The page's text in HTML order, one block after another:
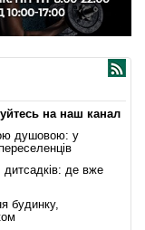
на наш канал
душовою: у
дитсадків: де вже
будинку,